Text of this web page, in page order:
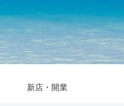
新店・開業